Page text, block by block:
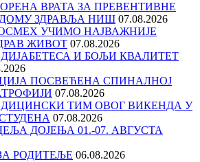
ВРАТА ЗА ПРЕВЕНТИВНЕ
ДОМУ ЗДРАВЉА НИШ 07.08.2026
УЧИМО НАЈВАЖНИЈЕ
ЖИВОТ 07.08.2026
И БОЉИ КВАЛИТЕТ
ПОСВЕЋЕНА СПИНАЛНОЈ
07.08.2026
ТИМ ОВОГ ВИКЕНДА У
07.08.2026
ДОЈЕЊА 01.-07. АВГУСТА
РОДИТЕЉЕ 06.08.2026